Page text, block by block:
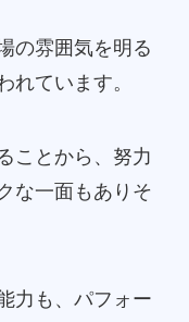
の雰囲気を明る
れています。
ことから、努力
な一面もありそ
力も、パフォー